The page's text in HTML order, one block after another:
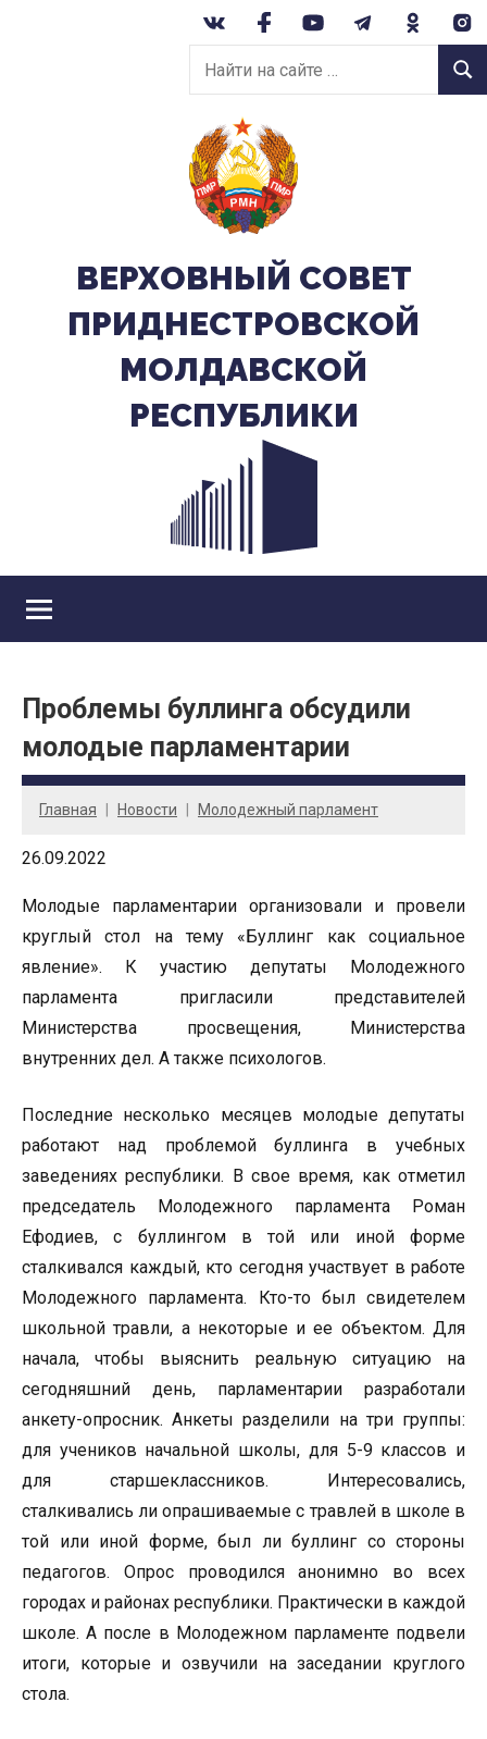
Найти
на
сайте:
ВЕРХОВНЫЙ CОВЕТ
ПРИДНЕСТРОВСКОЙ
МОЛДАВСКОЙ
РЕСПУБЛИКИ
Проблемы буллинга обсудили
молодые парламентарии
Главная Новости Молодежный парламент
26.09.2022
Молодые парламентарии организовали и провели
круглый стол на тему «Буллинг как социальное
явление». К участию депутаты Молодежного
парламента пригласили представителей
Министерства просвещения, Министерства
внутренних дел. А также психологов.
Последние несколько месяцев молодые депутаты
работают над проблемой буллинга в учебных
заведениях республики. В свое время, как отметил
председатель Молодежного парламента Роман
Ефодиев, с буллингом в той или иной форме
сталкивался каждый, кто сегодня участвует в работе
Молодежного парламента. Кто-то был свидетелем
школьной травли, а некоторые и ее объектом. Для
начала, чтобы выяснить реальную ситуацию на
сегодняшний день, парламентарии разработали
анкету-опросник. Анкеты разделили на три группы:
для учеников начальной школы, для 5-9 классов и
для старшеклассников. Интересовались,
сталкивались ли опрашиваемые с травлей в школе в
той или иной форме, был ли буллинг со стороны
педагогов. Опрос проводился анонимно во всех
городах и районах республики. Практически в каждой
школе. А после в Молодежном парламенте подвели
итоги, которые и озвучили на заседании круглого
стола.